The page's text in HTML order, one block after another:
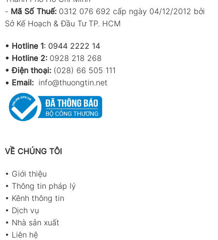
- Mã Số Thuế: 0312 076 692 cấp ngày 04/12/2012 bởi
Sở Kế Hoạch & Đầu Tư TP. HCM
• Hotline 1: 0944 2222 14
• Hotline 2: 0928 218 268
• Điện thoại: (028) 66 505 111
• Email: info@thuongtin.net
VỀ CHÚNG TÔI
• Giới thiệu
• Thông tin pháp lý
• Kênh thông tin
• Dịch vụ
• Nhà sản xuất
• Liên hệ